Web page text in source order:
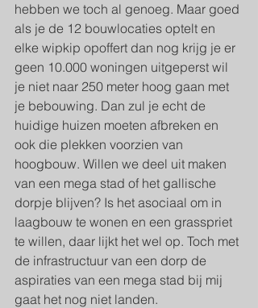
hebben we toch al genoeg. Maar goed
als je de 12 bouwlocaties optelt en
elke wipkip opoffert dan nog krijg je er
geen 10.000 woningen uitgeperst wil
je niet naar 250 meter hoog gaan met
je bebouwing. Dan zul je echt de
huidige huizen moeten afbreken en
ook die plekken voorzien van
hoogbouw. Willen we deel uit maken
van een mega stad of het gallische
dorpje blijven? Is het asociaal om in
laagbouw te wonen en een grasspriet
te willen, daar lijkt het wel op. Toch met
de infrastructuur van een dorp de
aspiraties van een mega stad bij mij
gaat het nog niet landen.